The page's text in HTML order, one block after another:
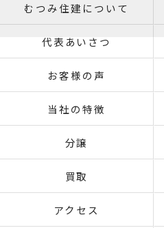
むつみ住建について
代表あいさつ
お客様の声
当社の特徴
分譲
買取
アクセス